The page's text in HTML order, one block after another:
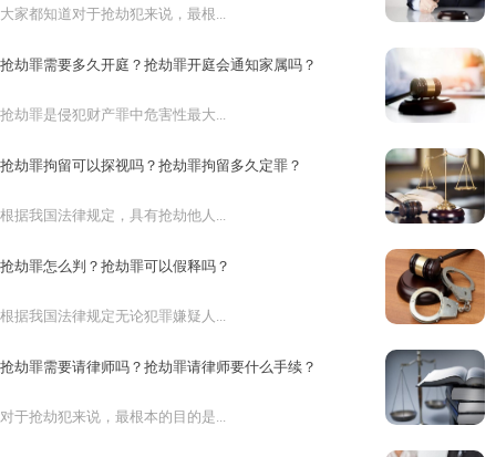
大家都知道对于抢劫犯来说，最根...
抢劫罪需要多久开庭？抢劫罪开庭会通知家属吗？
抢劫罪是侵犯财产罪中危害性最大...
抢劫罪拘留可以探视吗？抢劫罪拘留多久定罪？
根据我国法律规定，具有抢劫他人...
抢劫罪怎么判？抢劫罪可以假释吗？
根据我国法律规定无论犯罪嫌疑人...
抢劫罪需要请律师吗？抢劫罪请律师要什么手续？
对于抢劫犯来说，最根本的目的是...